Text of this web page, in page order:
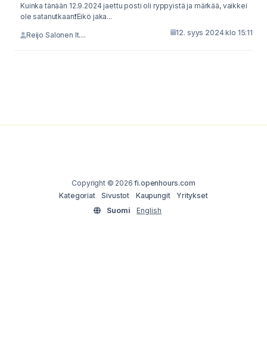
Kuinka tänään 12.9.2024 jaettu posti oli ryppyistä ja märkää, vaikkei
ole satanutkaan❗️Eikö jaka...
Reijo Salonen It.... 12. syys 2024 klo 15:11
Copyright © 2026fi.openhours.com
Kategoriat
Sivustot Kaupungit
Yritykset
Suomi
English